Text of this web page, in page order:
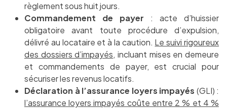
règlement sous huit jours.
Commandement de payer : acte d’huissier
obligatoire avant toute procédure d’expulsion,
délivré au locataire et à la caution. Le suivi rigoureux
des dossiers d’impayés, incluant mises en demeure
et commandements de payer, est crucial pour
sécuriser les revenus locatifs.
Déclaration à l’assurance loyers impayés (GLI) :
l’assurance loyers impayés coûte entre 2 % et 4 %